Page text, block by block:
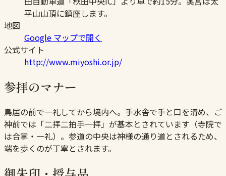
平山山頂に鎮座します。
地図
Google マップで開く
公式サイト
http://www.miyoshi.or.jp/
参拝のマナー
鳥居の前で一礼してから境内へ。手水舎で手と口を清め、ご
神前では「二拝二拍手一拝」が基本とされています（寺院で
は合掌・一礼）。参道の中央は神様の通り道とされるため、
端を歩くのが丁寧とされます。